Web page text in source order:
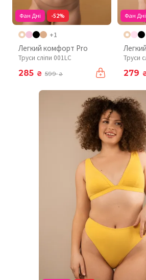
Фан Дні -52%
+1
Легкий комфорт Pro
Труси сліпи 001LC
285 ₴ 599₴
Фан Дні
Труси
279